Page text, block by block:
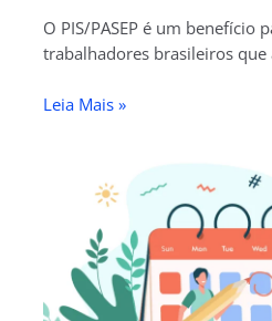
O PIS/PASEP é um benefício
trabalhadores brasileiros
Leia Mais »